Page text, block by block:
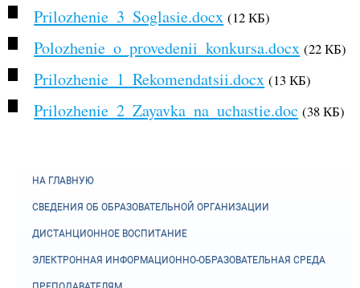
Prilozhenie_3_Soglasie.docx (12 КБ)
Polozhenie_o_provedenii_konkursa.docx (22 КБ)
Prilozhenie_1_Rekomendatsii.docx (13 КБ)
Prilozhenie_2_Zayavka_na_uchastie.doc (38 КБ)
НА ГЛАВНУЮ
СВЕДЕНИЯ ОБ ОБРАЗОВАТЕЛЬНОЙ ОРГАНИЗАЦИИ
ДИСТАНЦИОННОЕ ВОСПИТАНИЕ
ЭЛЕКТРОННАЯ ИНФОРМАЦИОННО-ОБРАЗОВАТЕЛЬНАЯ СРЕДА